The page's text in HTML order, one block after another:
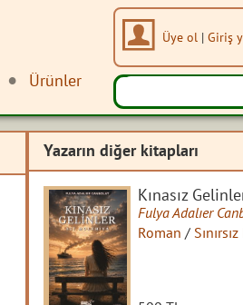
Ürünler
Üye ol | Giriş
Yazarın diğer kitapları
Kınasız
Fulya Adalıer
Roman /